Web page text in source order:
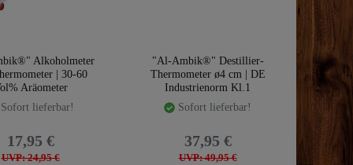
Alkoholmeter
| 30-60
Aräometer
lieferbar!
UVP: 24,95 €
17,95 €
"Al-Ambik®" Destillier-
Thermometer ø4 cm | DE
Industrienorm Kl.1
Sofort lieferbar!
UVP: 49,95 €
37,95 €